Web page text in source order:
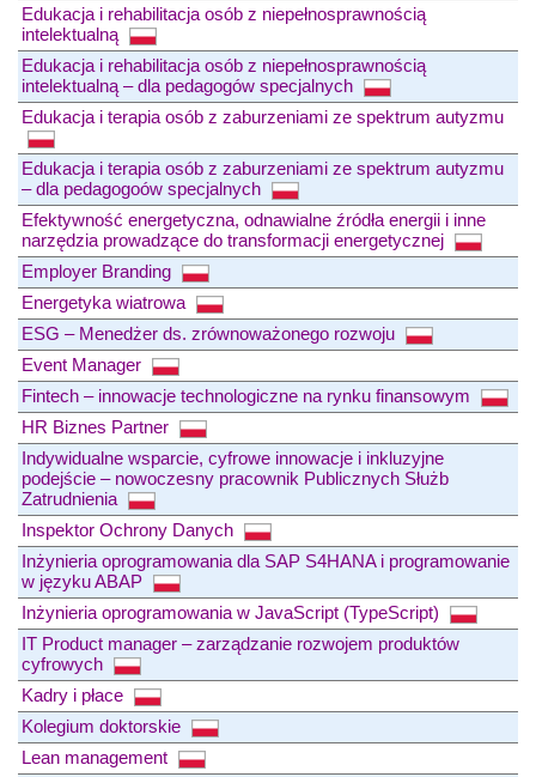
Edukacja i rehabilitacja osób z niepełnosprawnością
intelektualną
Edukacja i rehabilitacja osób z niepełnosprawnością
intelektualną – dla pedagogów specjalnych
Edukacja i terapia osób z zaburzeniami ze spektrum autyzmu
Edukacja i terapia osób z zaburzeniami ze spektrum autyzmu
– dla pedagogoów specjalnych
Efektywność energetyczna, odnawialne źródła energii i inne
narzędzia prowadzące do transformacji energetycznej
Employer Branding
Energetyka wiatrowa
ESG – Menedżer ds. zrównoważonego rozwoju
Event Manager
Fintech – innowacje technologiczne na rynku finansowym
HR Biznes Partner
Indywidualne wsparcie, cyfrowe innowacje i inkluzyjne
podejście – nowoczesny pracownik Publicznych Służb
Zatrudnienia
Inspektor Ochrony Danych
Inżynieria oprogramowania dla SAP S4HANA i programowanie
w języku ABAP
Inżynieria oprogramowania w JavaScript (TypeScript)
IT Product manager – zarządzanie rozwojem produktów
cyfrowych
Kadry i płace
Kolegium doktorskie
Lean management